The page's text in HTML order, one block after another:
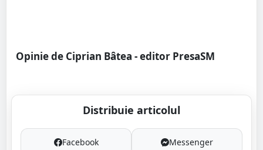
Opinie de Ciprian Bâtea - editor PresaSM
Distribuie articolul
Facebook Messenger